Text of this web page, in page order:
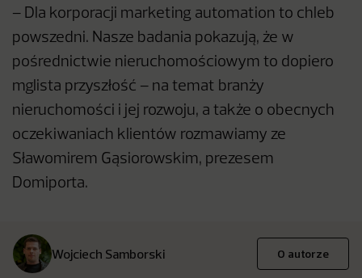
– Dla korporacji marketing automation to chleb
powszedni. Nasze badania pokazują, że w
pośrednictwie nieruchomościowym to dopiero
mglista przyszłość – na temat branży
nieruchomości i jej rozwoju, a także o obecnych
oczekiwaniach klientów rozmawiamy ze
Sławomirem Gąsiorowskim, prezesem
Domiporta.
Wojciech Samborski O autorze